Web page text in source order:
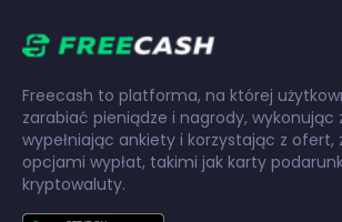
Freecash to platforma, na której
zarabiać pieniądze i nagrody, wykonując
wypełniając ankiety i korzystając z ofert,
opcjami wypłat, takimi jak karty
kryptowaluty.